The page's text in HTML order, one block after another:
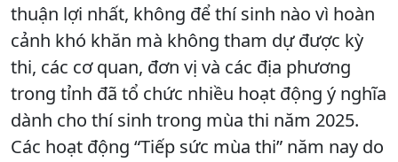
thuận lợi nhất, không để thí sinh nào vì hoàn
cảnh khó khăn mà không tham dự được kỳ
thi, các cơ quan, đơn vị và các địa phương
trong tỉnh đã tổ chức nhiều hoạt động ý nghĩa
dành cho thí sinh trong mùa thi năm 2025.
Các hoạt động “Tiếp sức mùa thi” năm nay do